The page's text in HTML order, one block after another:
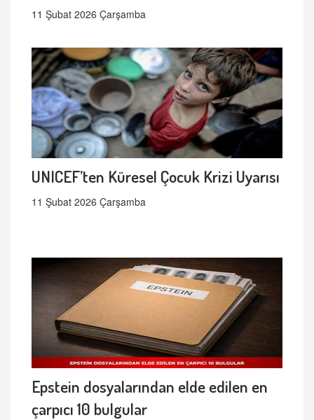
11 Şubat 2026 Çarşamba
UNICEF’ten Küresel Çocuk Krizi Uyarısı
11 Şubat 2026 Çarşamba
Epstein dosyalarından elde edilen en
çarpıcı 10 bulgular